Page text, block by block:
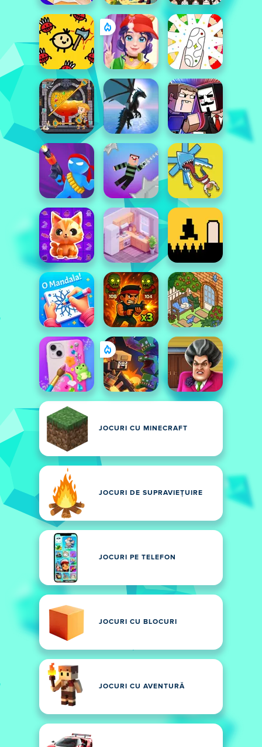
JOCURI CU MINECRAFT
JOCURI DE SUPRAVIEȚUIRE
JOCURI PE TELEFON
JOCURI CU BLOCURI
JOCURI CU AVENTURĂ